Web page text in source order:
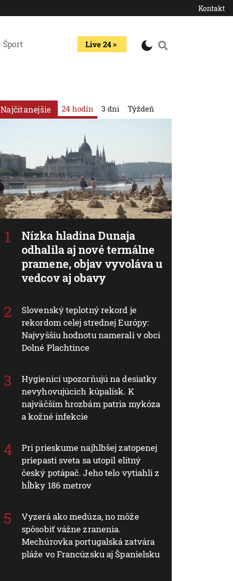
Kontakt
Šport Live 24
Najčítanejšie 24 hodín
Nízka hladina Dunaja
odhalila aj nové termálne
pramene, objav vyvoláva u
vedcov aj obavy
Slovenský teplotný rekord je
rekordom celej strednej Európy:
Najvyššiu hodnotu namerali v obci
Dolné Plachtince
Hygienici upozorňujú na desiatky
nevyhovujúcich kúpalísk. K
najväčším hrozbám patria mykóza
a kožné infekcie
Pri prieskume najhlbšej zatopenej
priepasti sveta sa utopil elitný
český potápač. Jeho telo vytiahli z
hĺbky 186 metrov
Vyzerá ako medúza, no môže
spôsobiť vážne zranenia.
Mechúrovka portugalská zatvára
pláže vo Francúzsku aj Španielsku
3 dni Týždeň